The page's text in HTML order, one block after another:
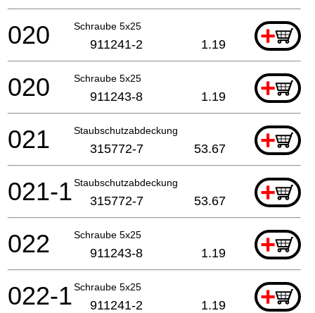
Schraube 5x25 +
020 911241-2 1.19
Schraube 5x25 +
020 911243-8 1.19
Staubschutzabdeckung +
021 315772-7 53.67
Staubschutzabdeckung +
021-1 315772-7 53.67
Schraube 5x25 +
022 911243-8 1.19
Schraube 5x25 +
022-1 911241-2 1.19